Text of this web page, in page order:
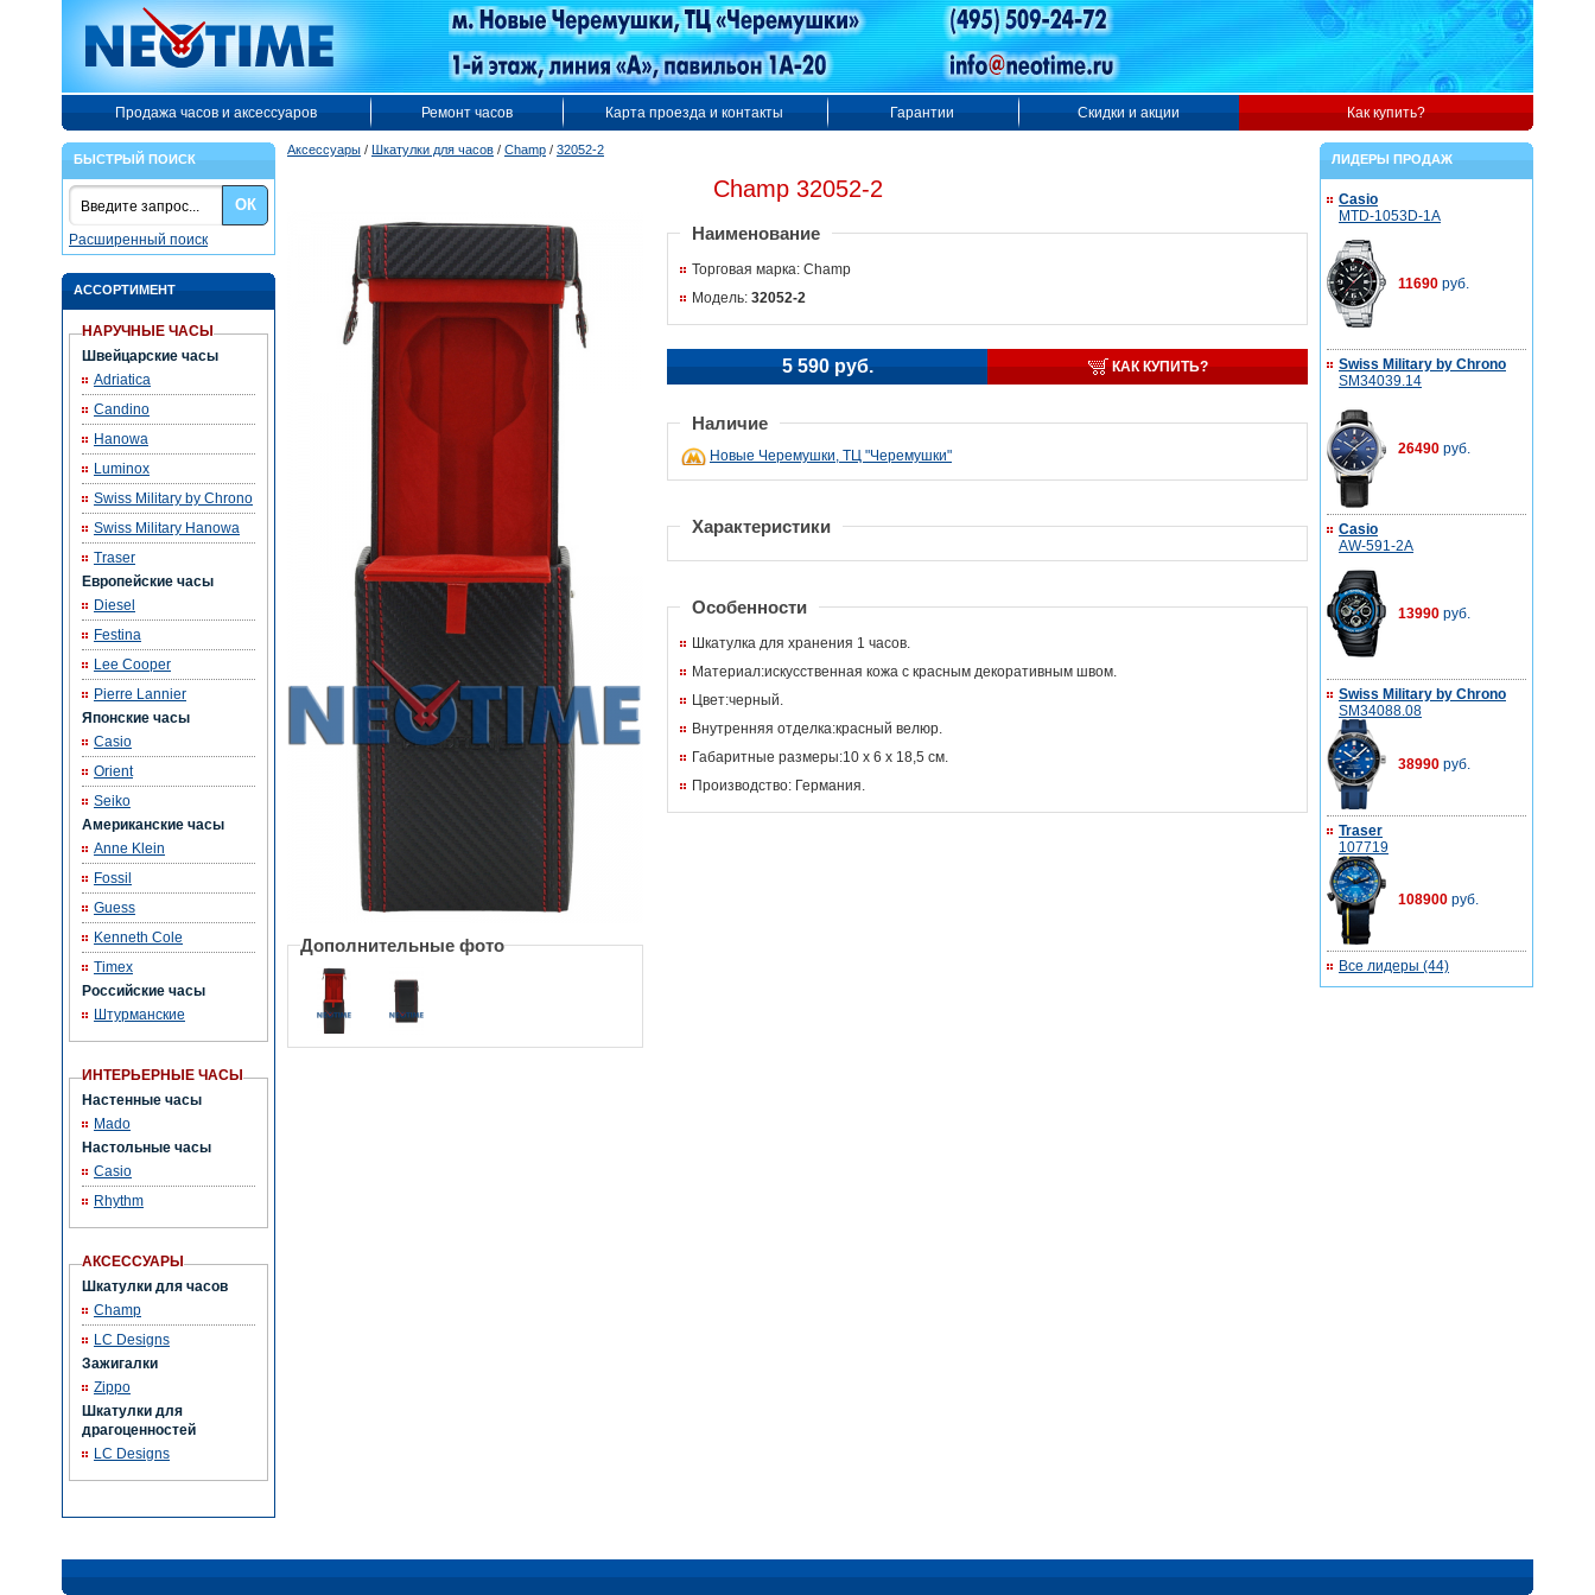
Продажа часов и аксессуаров Ремонт часов Карта проезда и контакты Гарантии Скидки и акции Как купить?
БЫСТРЫЙ ПОИСК
ОК
Расширенный поиск
АССОРТИМЕНТ
НАРУЧНЫЕ ЧАСЫ
Швейцарские часы
Adriatica
Candino
Hanowa
Luminox
Swiss Military by Chrono
Swiss Military Hanowa
Traser
Европейские часы
Diesel
Festina
Lee Cooper
Pierre Lannier
Японские часы
Casio
Orient
Seiko
Американские часы
Anne Klein
Fossil
Guess
Kenneth Cole
Timex
Российские часы
Штурманские
ИНТЕРЬЕРНЫЕ ЧАСЫ
Настенные часы
Mado
Настольные часы
Casio
Rhythm
АКСЕССУАРЫ
Шкатулки для часов
Champ
LC Designs
Зажигалки
Zippo
Шкатулки для
драгоценностей
LC Designs
ЛИДЕРЫ ПРОДАЖ
Casio
MTD-1053D-1A
11690 руб.
Swiss Military by Chrono
SM34039.14
26490 руб.
Casio
AW-591-2A
13990 руб.
Swiss Military by Chrono
SM34088.08
38990 руб.
Traser
107719
108900 руб.
Все лидеры (44)
Аксессуары / Шкатулки для часов / Champ / 32052-2
Champ 32052-2
Дополнительные фото
Наименование
Торговая марка: Champ
Модель: 32052-2
5 590 руб. КАК КУПИТЬ?
Наличие
Новые Черемушки, ТЦ "Черемушки"
Характеристики
Особенности
Шкатулка для хранения 1 часов.
Материал:искусственная кожа с красным декоративным швом.
Цвет:черный.
Внутренняя отделка:красный велюр.
Габаритные размеры:10 x 6 x 18,5 см.
Производство: Германия.